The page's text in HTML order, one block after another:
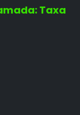
Taxa